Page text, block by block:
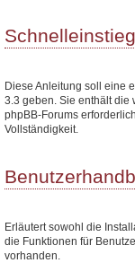
Diese Anleitung soll eine
3.3 geben. Sie enthält die
phpBB-Forums
Vollständigkeit.
Erläutert sowohl die
die Funktionen für
vorhanden.